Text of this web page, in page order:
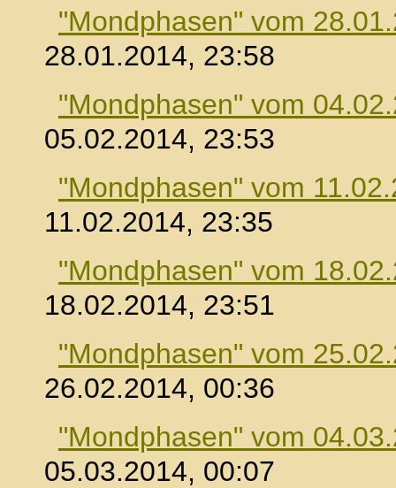
"Mondphasen" vom
28.01.2014, 23:58
"Mondphasen" vom
05.02.2014, 23:53
"Mondphasen" vom
11.02.2014, 23:35
"Mondphasen" vom
18.02.2014, 23:51
"Mondphasen" vom
26.02.2014, 00:36
"Mondphasen" vom
05.03.2014, 00:07